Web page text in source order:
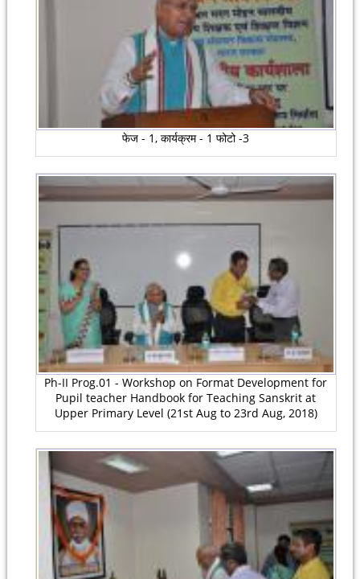
फेज - 1, कार्यक्रम - 1 फोटो -3
Ph-II Prog.01 - Workshop on Format Development for
Pupil teacher Handbook for Teaching Sanskrit at
Upper Primary Level (21st Aug to 23rd Aug, 2018)